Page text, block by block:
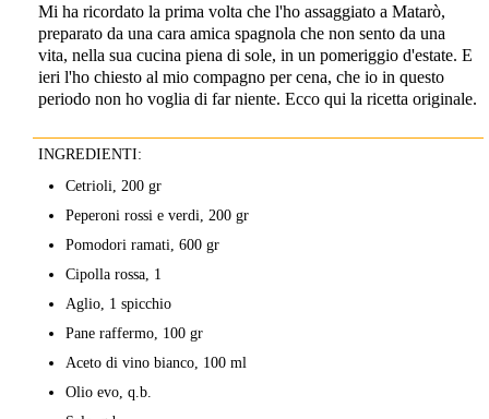
Mi ha ricordato la prima volta che l'ho assaggiato a Matarò,
preparato da una cara amica spagnola che non sento da una
vita, nella sua cucina piena di sole, in un pomeriggio d'estate. E
ieri l'ho chiesto al mio compagno per cena, che io in questo
periodo non ho voglia di far niente. Ecco qui la ricetta originale.
INGREDIENTI:
Cetrioli, 200 gr
Peperoni rossi e verdi, 200 gr
Pomodori ramati, 600 gr
Cipolla rossa, 1
Aglio, 1 spicchio
Pane raffermo, 100 gr
Aceto di vino bianco, 100 ml
Olio evo, q.b.